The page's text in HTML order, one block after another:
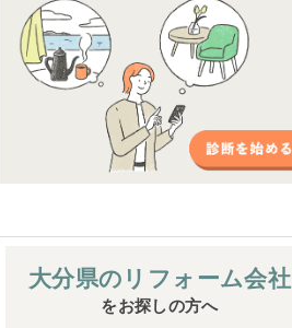
大分県の リフォーム会社
をお探しの方へ